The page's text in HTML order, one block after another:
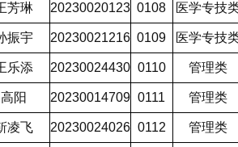
芳琳 20230020123 0108 医学专技
振宇 20230021216 0109 医学专技
乐添 20230024430 0110 管理类
高阳 20230014709 0111 管理类
凌飞 20230024026 0112 管理类